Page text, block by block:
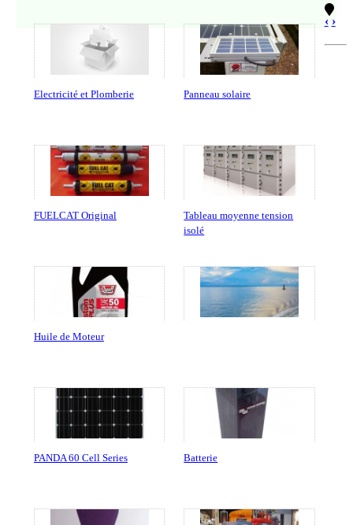
Electricité et Plomberie Panneau solaire
FUELCAT Original
Tableau moyenne tension
isolé
Huile de Moteur
PANDA 60 Cell Series Batterie
‹ ›